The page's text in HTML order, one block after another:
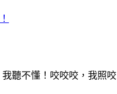
我聽不懂！咬咬咬，我照咬